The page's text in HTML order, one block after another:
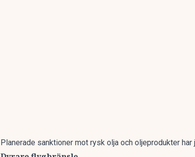
Planerade sanktioner mot rysk olja och oljeprodukter